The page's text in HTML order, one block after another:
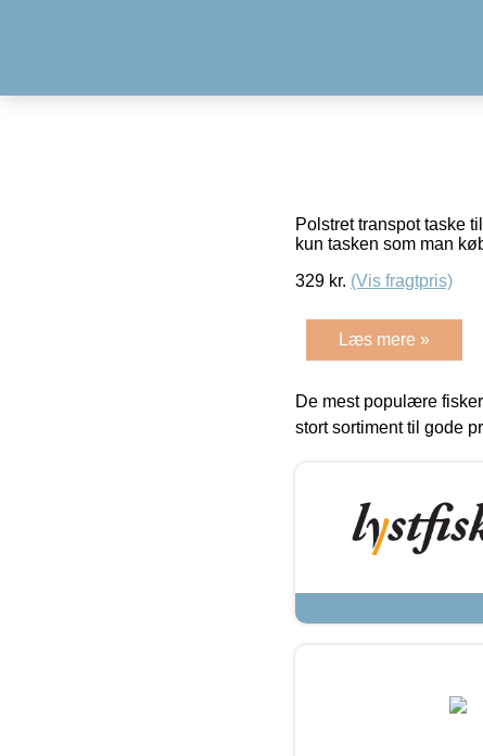
Polstret transpot taske
kun tasken som man
329 kr. (Vis fragtpris)
Læs mere »
De mest populære
stort sortiment til gode